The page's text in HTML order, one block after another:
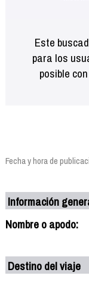
Este
para los
posible
Fecha y hora de
Información
Nombre o apodo:
Destino del viaje